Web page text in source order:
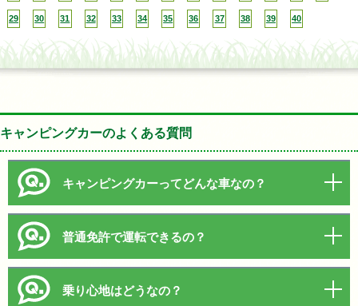
29 30 31 32 33 34 35 36 37 38 39 40
キャンピングカーのよくある質問
キャンピングカーってどんな車なの？
普通免許で運転できるの？
乗り心地はどうなの？